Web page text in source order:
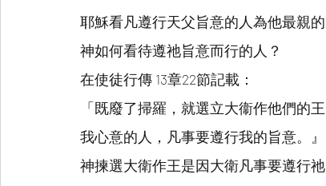
耶穌看凡遵行天父旨意的人為他最親的
神如何看待遵祂旨意而行的人？
在使徒行傳 13章22節記載：
「既廢了掃羅，就選立大衞作他們的
我心意的人，凡事要遵行我的旨意。』
神揀選大衛作王是因大衛凡事要遵行